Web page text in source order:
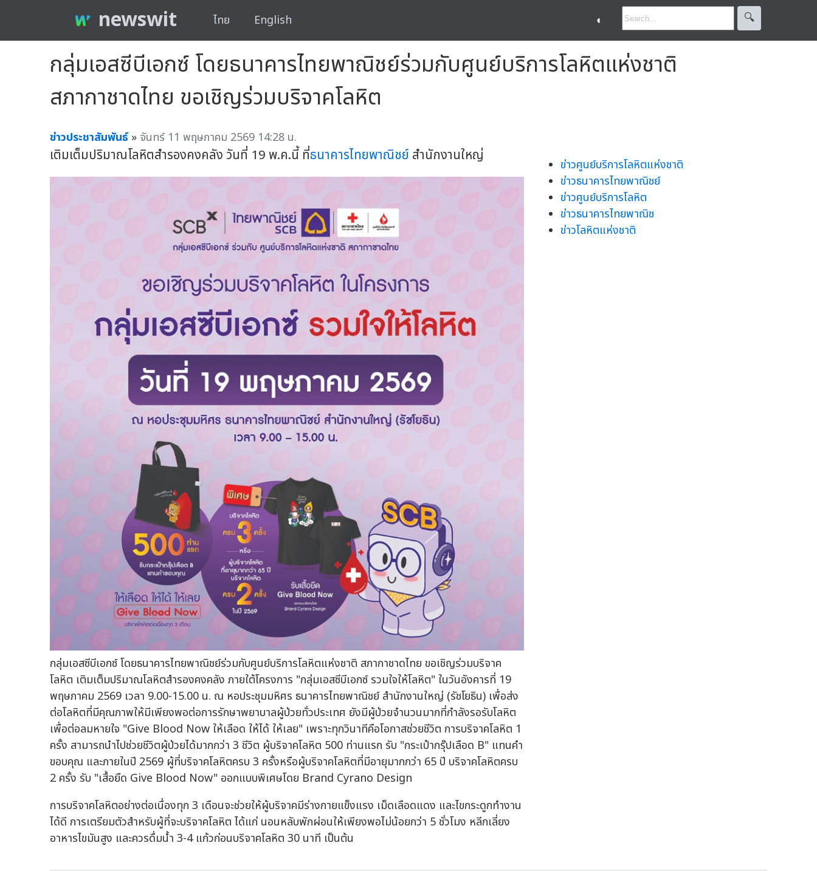
newswit ไทย English ◐ 🔍︎
กลุ่มเอสซีบีเอกซ์ โดยธนาคารไทยพาณิชย์ร่วมกับศูนย์บริการโลหิตแห่งชาติ
สภากาชาดไทย ขอเชิญร่วมบริจาคโลหิต
ข่าวประชาสัมพันธ์ » จันทร์ 11 พฤษภาคม 2569 14:28 น.
เติมเต็มปริมาณโลหิตสำรองคงคลัง วันที่ 19 พ.ค.นี้ ที่ธนาคารไทยพาณิชย์ สำนักงานใหญ่
กลุ่มเอสซีบีเอกซ์ โดยธนาคารไทยพาณิชย์ร่วมกับศูนย์บริการโลหิตแห่งชาติ สภากาชาดไทย ขอเชิญร่วมบริจาค
โลหิต เติมเต็มปริมาณโลหิตสำรองคงคลัง ภายใต้โครงการ "กลุ่มเอสซีบีเอกซ์ รวมใจให้โลหิต" ในวันอังคารที่ 19
พฤษภาคม 2569 เวลา 9.00-15.00 น. ณ หอประชุมมหิศร ธนาคารไทยพาณิชย์ สำนักงานใหญ่ (รัชโยธิน) เพื่อส่ง
ต่อโลหิตที่มีคุณภาพให้มีเพียงพอต่อการรักษาพยาบาลผู้ป่วยทั่วประเทศ ยังมีผู้ป่วยจำนวนมากที่กำลังรอรับโลหิต
เพื่อต่อลมหายใจ "Give Blood Now ให้เลือด ให้ได้ ให้เลย" เพราะทุกวินาทีคือโอกาสช่วยชีวิต การบริจาคโลหิต 1
ครั้ง สามารถนำไปช่วยชีวิตผู้ป่วยได้มากกว่า 3 ชีวิต ผู้บริจาคโลหิต 500 ท่านแรก รับ "กระเป๋ากรุ๊ปเลือด B" แทนคำ
ขอบคุณ และภายในปี 2569 ผู้ที่บริจาคโลหิตครบ 3 ครั้งหรือผู้บริจาคโลหิตที่มีอายุมากกว่า 65 ปี บริจาคโลหิตครบ
2 ครั้ง รับ "เสื้อยืด Give Blood Now" ออกแบบพิเศษโดย Brand Cyrano Design
การบริจาคโลหิตอย่างต่อเนื่องทุก 3 เดือนจะช่วยให้ผู้บริจาคมีร่างกายแข็งแรง เม็ดเลือดแดง และไขกระดูกทำงาน
ได้ดี การเตรียมตัวสำหรับผู้ที่จะบริจาคโลหิต ได้แก่ นอนหลับพักผ่อนให้เพียงพอไม่น้อยกว่า 5 ชั่วโมง หลีกเลี่ยง
อาหารไขมันสูง และควรดื่มน้ำ 3-4 แก้วก่อนบริจาคโลหิต 30 นาที เป็นต้น
ข่าวศูนย์บริการโลหิตแห่งชาติ
ข่าวธนาคารไทยพาณิชย์
ข่าวศูนย์บริการโลหิต
ข่าวธนาคารไทยพาณิช
ข่าวโลหิตแห่งชาติ